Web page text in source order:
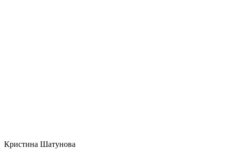
Кристина Шатунова